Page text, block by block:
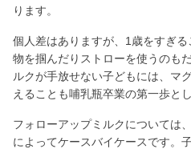
ります。
個人差はありますが、1歳をすぎる
物を掴んだりストローを使うのも
ルクが手放せない子どもには、マ
えることも哺乳瓶卒業の第一歩と
フォローアップミルクについては
によってケースバイケースです。